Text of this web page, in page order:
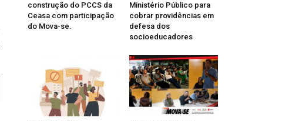
construção do PCCS da
Ceasa com participação
do Mova-se.
Ministério Público para
cobrar providências em
defesa dos
socioeducadores